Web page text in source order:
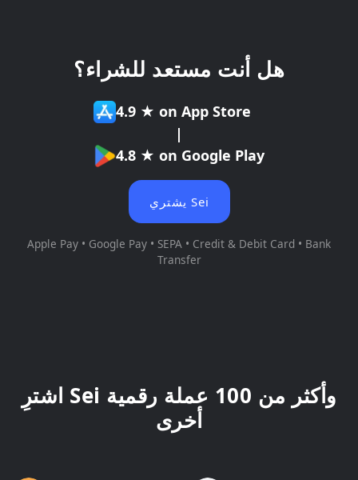
هل أنت مستعد للشراء؟
4.9 ★ on App Store
|
4.8 ★ on Google Play
يشتري Sei
Apple Pay • Google Pay • SEPA • Credit & Debit Card • Bank
Transfer
اشترِ Sei وأكثر من 100 عملة رقمية
أخرى